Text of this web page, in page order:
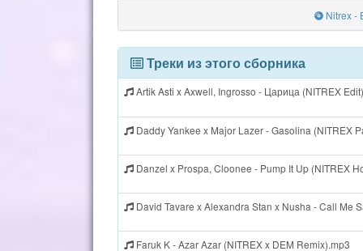
Nitrex -
Треки из этого сборника
Artik Asti x Axwell, Ingrosso - Царица (NITREX
Daddy Yankee x Major Lazer - Gasolina (NITREX
Danzel x Prospa, Cloonee - Pump It Up (NITREX
David Tavare x Alexandra Stan x Nusha - Call Me
Faruk K - Azar Azar (NITREX x DEM Remix).mp3